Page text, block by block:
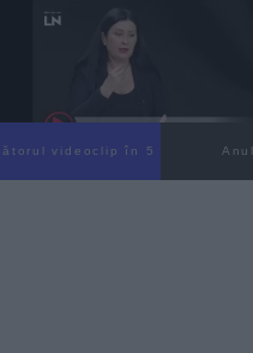
videoclip în 4